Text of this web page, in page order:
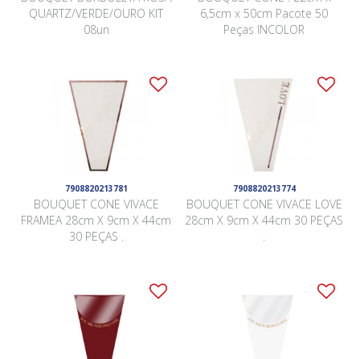
QUARTZ/VERDE/OURO KIT
08un
6,5cm x 50cm Pacote 50
Peças INCOLOR
7908820213781
BOUQUET CONE VIVACE
FRAMEA 28cm X 9cm X 44cm
30 PEÇAS .
7908820213774
BOUQUET CONE VIVACE LOVE
28cm X 9cm X 44cm 30 PEÇAS
.